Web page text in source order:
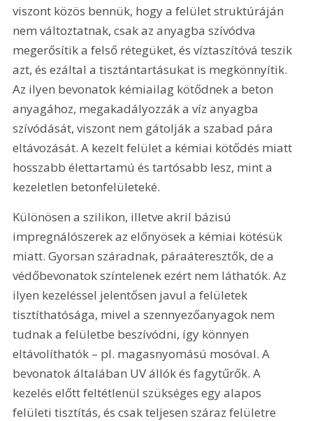
viszont közös bennük, hogy a felület struktúráján
nem változtatnak, csak az anyagba szívódva
megerősítik a felső rétegüket, és víztaszítóvá teszik
azt, és ezáltal a tisztántartásukat is megkönnyítik.
Az ilyen bevonatok kémiailag kötődnek a beton
anyagához, megakadályozzák a víz anyagba
szívódását, viszont nem gátolják a szabad pára
eltávozását. A kezelt felület a kémiai kötődés miatt
hosszabb élettartamú és tartósabb lesz, mint a
kezeletlen betonfelületeké.
Különösen a szilikon, illetve akril bázisú
impregnálószerek az előnyösek a kémiai kötésük
miatt. Gyorsan száradnak, páraáteresztők, de a
védőbevonatok színtelenek ezért nem láthatók. Az
ilyen kezeléssel jelentősen javul a felületek
tisztíthatósága, mivel a szennyezőanyagok nem
tudnak a felületbe beszívódni, így könnyen
eltávolíthatók – pl. magasnyomású mosóval. A
bevonatok általában UV állók és fagytűrők. A
kezelés előtt feltétlenül szükséges egy alapos
felületi tisztítás, és csak teljesen száraz felületre